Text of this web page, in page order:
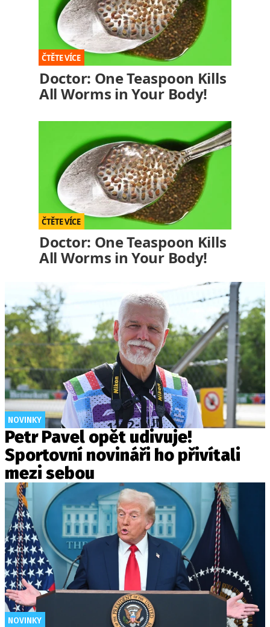
Doctor: One Teaspoon Kills
All Worms in Your Body!
Doctor: One Teaspoon Kills
All Worms in Your Body!
NOVINKY
Petr Pavel opět udivuje!
Sportovní novináři ho přivítali
mezi sebou
NOVINKY